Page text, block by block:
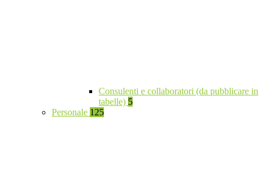
Consulenti e collaboratori (da pubblicare in
tabelle) 5
Personale 125